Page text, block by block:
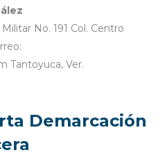
No. 191 Col. Centro
Tantoyuca, Ver.
Demarcación